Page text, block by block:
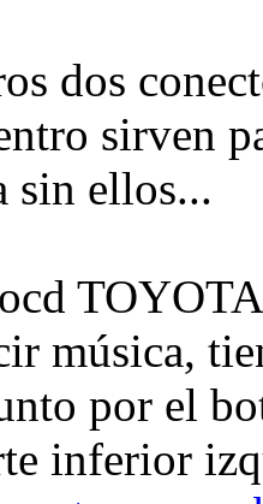
dos
sirven
sin ellos...
música,
por el
inferior